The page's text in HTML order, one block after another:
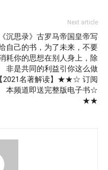
Next article
《沉思录》古罗马帝国皇帝写
自己的书，为了未来，不要
耗你的思想在别人身上，除
非是共同的利益引你这么做
【2021名著解读】★★☆ 订阅
本频道即送完整版电子书☆
★★